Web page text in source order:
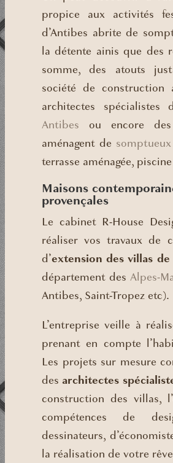
propice aux activités
d’Antibes abrite de
la détente ainis que des
somme, des atouts
société de construction
architectes spécialistes
Antibes ou encore des
aménagent de
terrasse aménagée,
Maisons
provençales
Le cabinet R-House
réaliser vos travaux de
d’extension des villas
département des Alpes-
Antibes, Saint-Tropez etc).
L’entreprise veille à
prenant en compte
Les projets sur mesure
des architectes
construction des villas,
compétences de
dessinateurs,
la réalisation de votre